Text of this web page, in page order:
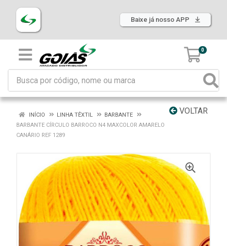
Baixe já nosso APP
0
VOLTAR
INÍCIO LINHA TÊXTIL
BARBANTE
BARBANTE CÍRCULO BARROCO N4 MAXCOLOR AMARELO
CANÁRIO REF 1289